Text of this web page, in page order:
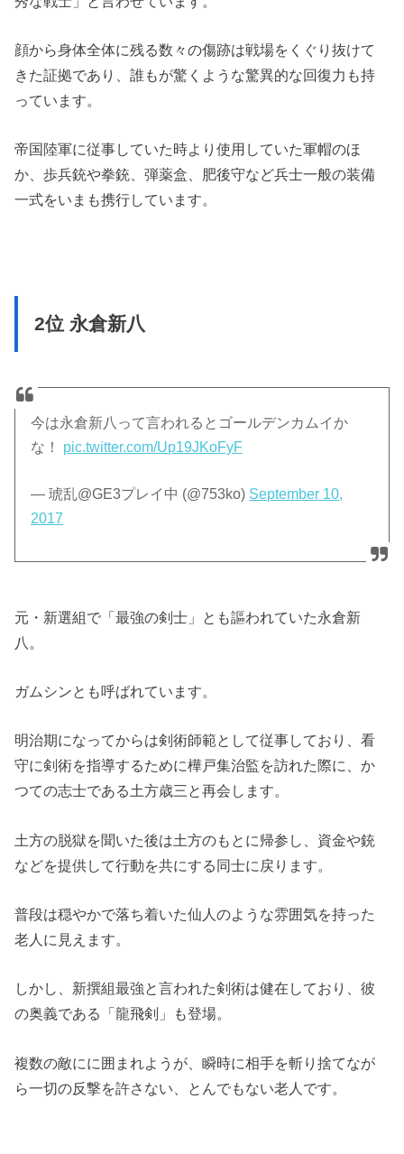
顔から身体全体に残る数々の傷跡は戦場をくぐり抜けて
きた証拠であり、誰もが驚くような驚異的な回復力も持
っています。
帝国陸軍に従事していた時より使用していた軍帽のほ
か、歩兵銃や拳銃、弾薬盒、肥後守など兵士一般の装備
一式をいまも携行しています。
2位 永倉新八
今は永倉新八って言われるとゴールデンカムイか
な！ pic.twitter.com/Up19JKoFyF
— 琥乱@GE3プレイ中 (@753ko) September 10,
2017
元・新選組で「最強の剣士」とも謳われていた永倉新
八。
ガムシンとも呼ばれています。
明治期になってからは剣術師範として従事しており、看
守に剣術を指導するために樺戸集治監を訪れた際に、か
つての志士である土方歳三と再会します。
土方の脱獄を聞いた後は土方のもとに帰参し、資金や銃
などを提供して行動を共にする同士に戻ります。
普段は穏やかで落ち着いた仙人のような雰囲気を持った
老人に見えます。
しかし、新撰組最強と言われた剣術は健在しており、彼
の奥義である「龍飛剣」も登場。
複数の敵にに囲まれようが、瞬時に相手を斬り捨てなが
ら一切の反撃を許さない、とんでもない老人です。